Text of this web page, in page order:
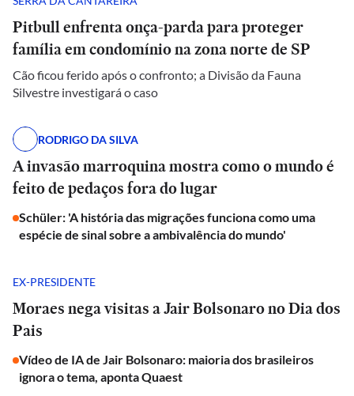
Pitbull enfrenta onça-parda para proteger
família em condomínio na zona norte de SP
Cão ficou ferido após o confronto; a Divisão da Fauna
Silvestre investigará o caso
RODRIGO DA SILVA
A invasão marroquina mostra como o mundo é
feito de pedaços fora do lugar
Schüler: 'A história das migrações funciona como uma
espécie de sinal sobre a ambivalência do mundo'
EX-PRESIDENTE
Moraes nega visitas a Jair Bolsonaro no Dia dos
Pais
Vídeo de IA de Jair Bolsonaro: maioria dos brasileiros
ignora o tema, aponta Quaest